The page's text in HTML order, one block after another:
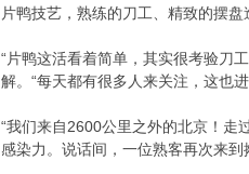
片鸭技艺，熟练的刀工、精致的摆
“片鸭这活看着简单，其实很考验刀
解。“每天都有很多人来关注，这也
“我们来自2600公里之外的北京！走
感染力。说话间，一位熟客再次来到